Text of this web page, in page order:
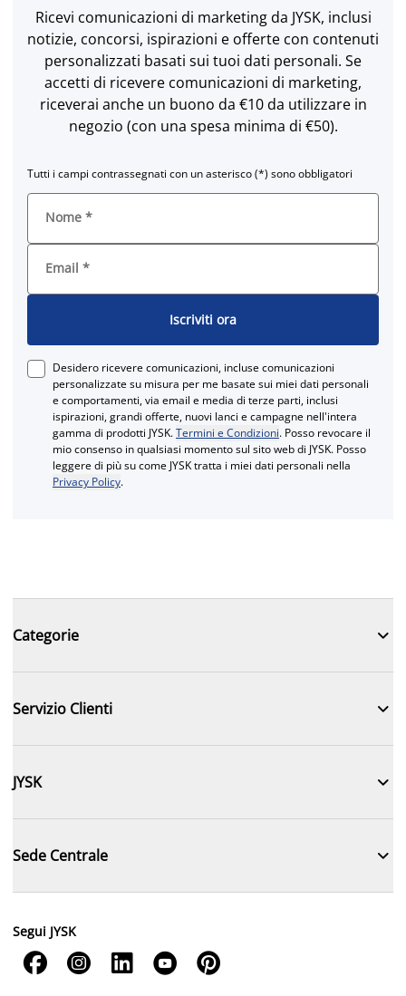
Ricevi comunicazioni di marketing da JYSK, inclusi
notizie, concorsi, ispirazioni e offerte con contenuti
personalizzati basati sui tuoi dati personali. Se
accetti di ricevere comunicazioni di marketing,
riceverai anche un buono da €10 da utilizzare in
negozio (con una spesa minima di €50).
Tutti i campi contrassegnati con un asterisco (*) sono obbligatori
Nome *
Email *
Iscriviti ora
Desidero ricevere comunicazioni, incluse comunicazioni
personalizzate su misura per me basate sui miei dati personali
e comportamenti, via email e media di terze parti, inclusi
ispirazioni, grandi offerte, nuovi lanci e campagne nell'intera
gamma di prodotti JYSK.Termini e Condizioni. Posso revocare il
mio consenso in qualsiasi momento sul sito web di JYSK. Posso
leggere di più su come JYSK tratta i miei dati personali nella
Privacy Policy.
Categorie 
Servizio Clienti 
JYSK 
Sede Centrale 
Segui JYSK
    